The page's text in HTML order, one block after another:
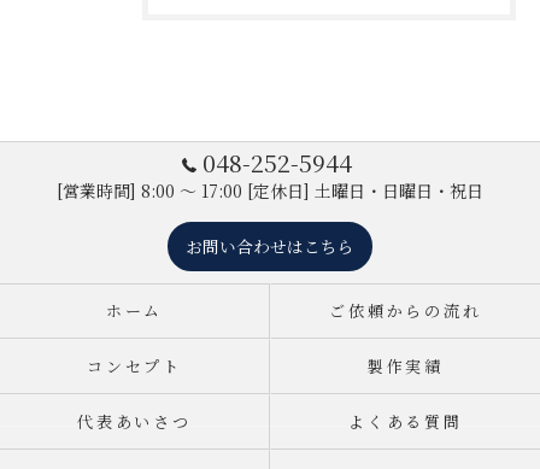
048-252-5944
[営業時間] 8:00 ～ 17:00 [定休日] 土曜日・日曜日・祝日
お問い合わせはこちら
ホーム ご依頼からの流れ
コンセプト 製作実績
代表あいさつ よくある質問